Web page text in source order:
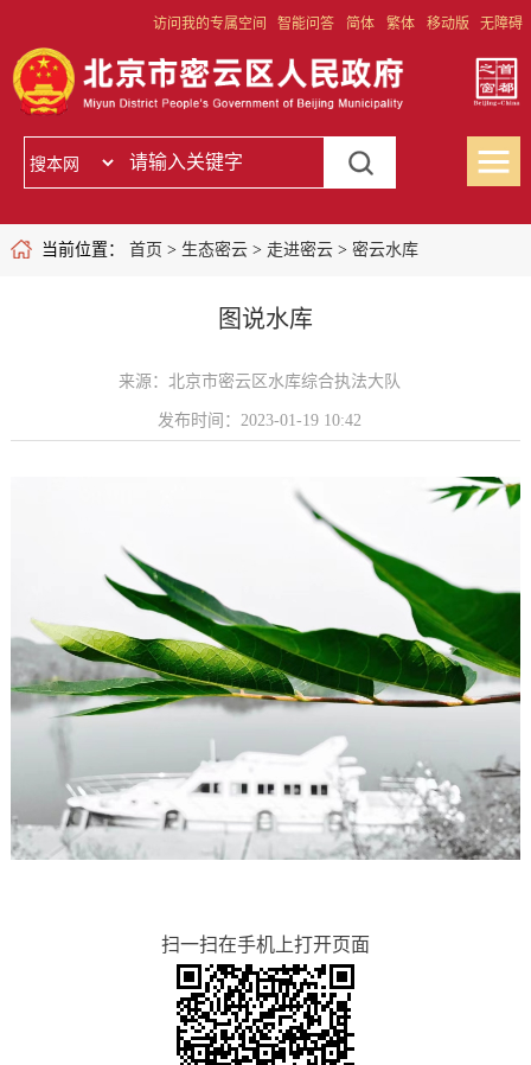
访问我的专属空间 智能问答 简体 繁体 移动版 无障碍
当前位置： 首页 > 生态密云> 走进密云> 密云水库
图说水库
来源：北京市密云区水库综合执法大队
发布时间：2023-01-19 10:42
扫一扫在手机上打开页面